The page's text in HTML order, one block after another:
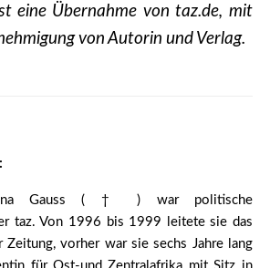
eine Übernahme von taz.de, mit
von Autorin und Verlag.
Gauss ( † ) war politische
taz. Von 1996 bis 1999 leitete sie das
Zeitung, vorher war sie sechs Jahre lang